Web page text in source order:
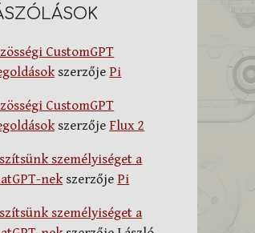
CustomGPT
szerzője Pi
CustomGPT
szerzője Flux 2
személyiséget a
nekszerzője Pi
személyiséget a